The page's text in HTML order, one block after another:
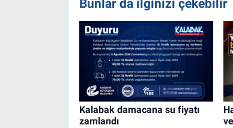
Bunlar da ilginizi çekebilir
Kalabak damacana su fiyatı
zamlandı